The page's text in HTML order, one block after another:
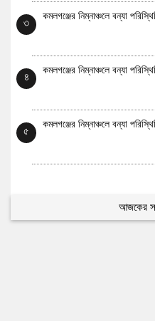
৩
কমলগঞ্জের নিম্নাঞ্চলে বন্যা
৪
কমলগঞ্জের নিম্নাঞ্চলে বন্যা
৫
কমলগঞ্জের নিম্নাঞ্চলে বন্যা
আজকের